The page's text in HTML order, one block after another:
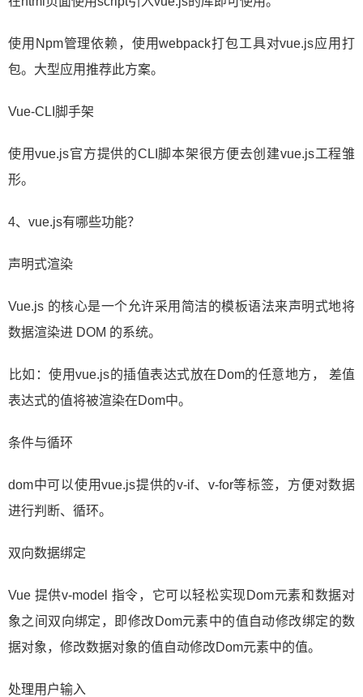
使用Npm管理依赖，使用webpack打包工具对vue.js应用打
包。大型应用推荐此方案。
Vue-CLI脚手架
使用vue.js官方提供的CLI脚本架很方便去创建vue.js工程雏
形。
4、vue.js有哪些功能？
声明式渲染
​Vue.js 的核心是一个允许采用简洁的模板语法来声明式地将
数据渲染进 DOM 的系统。
​比如：使用vue.js的插值表达式放在Dom的任意地方， 差值
表达式的值将被渲染在Dom中。
条件与循环
​dom中可以使用vue.js提供的v-if、v-for等标签，方便对数据
进行判断、循环。
双向数据绑定
​Vue 提供v-model 指令，它可以轻松实现Dom元素和数据对
象之间双向绑定，即修改Dom元素中的值自动修改绑定的数
据对象，修改数据对象的值自动修改Dom元素中的值。
处理用户输入